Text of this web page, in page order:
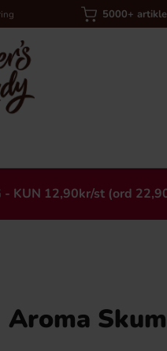
5000+
- KUN 12,90kr/st (ord
Aroma